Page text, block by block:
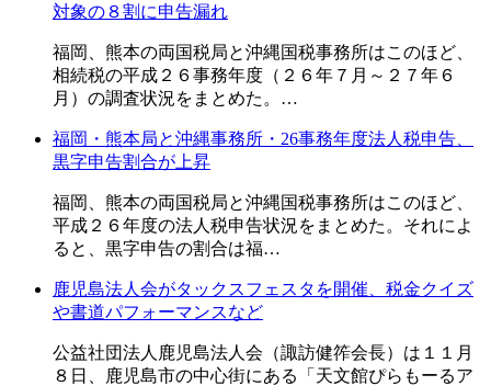
対象の８割に申告漏れ
福岡、熊本の両国税局と沖縄国税事務所はこのほど、
相続税の平成２６事務年度（２６年７月～２７年６
月）の調査状況をまとめた。…
福岡・熊本局と沖縄事務所・26事務年度法人税申告、
黒字申告割合が上昇
福岡、熊本の両国税局と沖縄国税事務所はこのほど、
平成２６年度の法人税申告状況をまとめた。それによ
ると、黒字申告の割合は福…
鹿児島法人会がタックスフェスタを開催、税金クイズ
や書道パフォーマンスなど
公益社団法人鹿児島法人会（諏訪健筰会長）は１１月
８日、鹿児島市の中心街にある「天文館ぴらもーるア